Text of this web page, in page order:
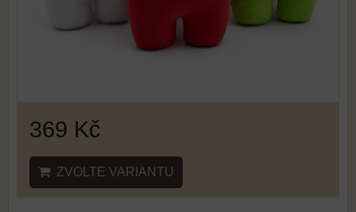
369 Kč
ZVOLTE VARIANTU